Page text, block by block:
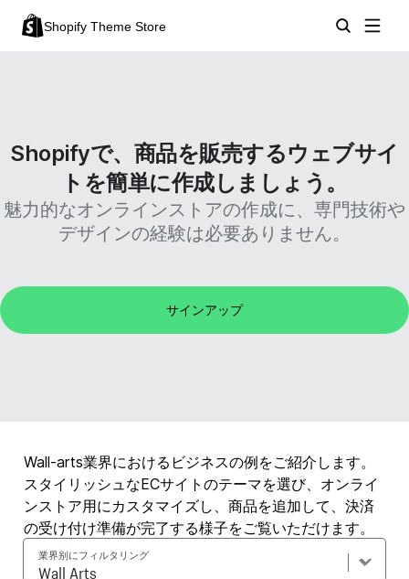
Shopify Theme Store
Shopifyで、商品を販売するウェブサイ
トを簡単に作成しましょう。
魅力的なオンラインストアの作成に、専門技術や
デザインの経験は必要ありません。
サインアップ
Wall-arts業界におけるビジネスの例をご紹介します。
スタイリッシュなECサイトのテーマを選び、オンライ
ンストア用にカスタマイズし、商品を追加して、決済
の受け付け準備が完了する様子をご覧いただけます。
業界别にフィルタリング